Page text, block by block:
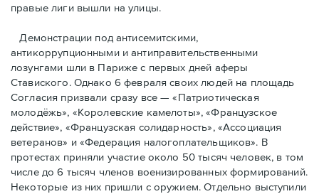
правые лиги вышли на улицы.
Демонстрации под антисемитскими,
антикоррупционными и антиправительственными
лозунгами шли в Париже с первых дней аферы
Ставиского. Однако 6 февраля своих людей на площадь
Согласия призвали сразу все — «Патриотическая
молодёжь», «Королевские камелоты», «Французское
действие», «Французская солидарность», «Ассоциация
ветеранов» и «Федерация налогоплательщиков». В
протестах приняли участие около 50 тысяч человек, в том
числе до 6 тысяч членов военизированных формирований.
Некоторые из них пришли с оружием. Отдельно выступили